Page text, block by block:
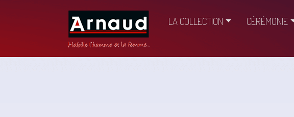
LA COLLECTION CÉRÉMONIE